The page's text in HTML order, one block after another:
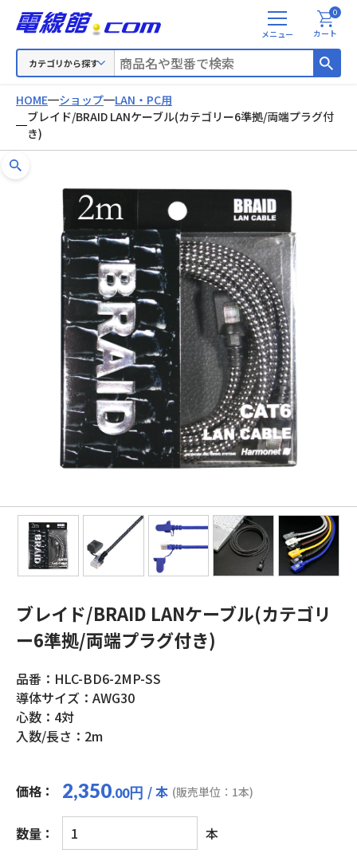
カテゴリから探す
メ
ニ
カート
0
HOME ショップ
LAN・PC用
ブレイド/BRAID LANケーブル(カテゴリー6準拠/両端プラグ付
き)
ブレイド/BRAID LANケーブル(カテゴリ
ー6準拠/両端プラグ付き)
品番：HLC-BD6-2MP-SS
導体サイズ：AWG30
心数：4対
入数/長さ：2m
価格： 2,350.00円 / 本 (販売単位：1本)
数量：
ブ
レ
本